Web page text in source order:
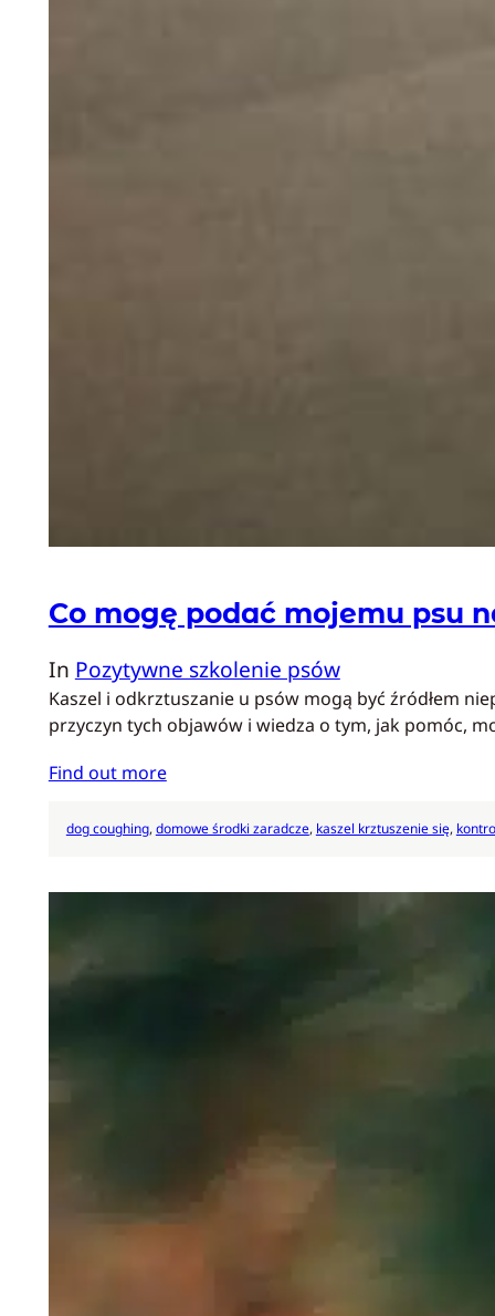
Co mogę podać mojemu psu
In Pozytywne szkolenie psów
Kaszel i odkrztuszanie u psów mogą być źródłem
przyczyn tych objawów i wiedza o tym, jak pomóc,
Find out more
dog coughing, domowe środki zaradcze, kaszel krztuszenie się,